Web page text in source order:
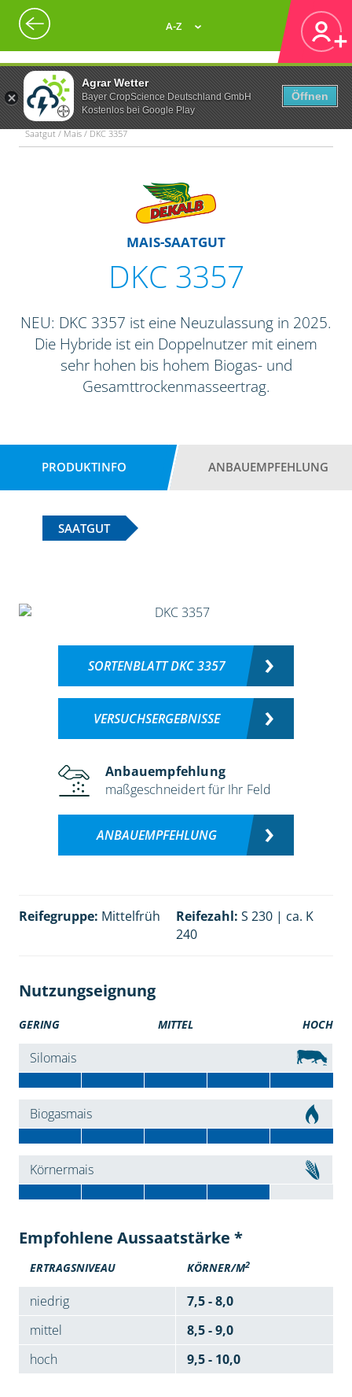
Agrar Wetter
Bayer CropScience Deutschland GmbH
Kostenlos bei Google Play
Öffnen
A-Z
Saatgut / Mais / DKC 3357
MAIS-SAATGUT
DKC 3357
NEU: DKC 3357 ist eine Neuzulassung in 2025.
Die Hybride ist ein Doppelnutzer mit einem
sehr hohen bis hohem Biogas- und
Gesamttrockenmasseertrag.
PRODUKTINFO ANBAUEMPFEHLUNG
SAATGUT
SORTENBLATT DKC 3357
VERSUCHSERGEBNISSE
Anbauempfehlung
maßgeschneidert für Ihr Feld
ANBAUEMPFEHLUNG
Reifegruppe: Mittelfrüh Reifezahl: S 230 | ca. K
240
Nutzungseignung
GERING MITTEL HOCH
Silomais
Biogasmais
Körnermais
Empfohlene Aussaatstärke *
ERTRAGSNIVEAU KÖRNER/M2
niedrig
7,5 - 8,0
mittel
8,5 - 9,0
hoch
9,5 - 10,0